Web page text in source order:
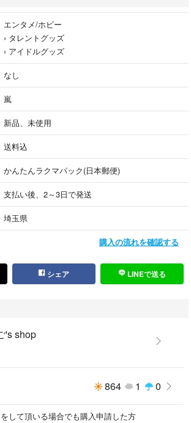
紀/二宮和也/松本潤
エンタメ/ホビー
› タレントグッズ
› アイドルグッズ
なし
嵐
新品、未使用
送料込
かんたんラクマパック(日本郵便)
支払い後、2～3日で発送
埼玉県
購入の流れを確認する
シェア LINEで送る
's shop
864 1 0
して頂いる場合でも購入申請した方